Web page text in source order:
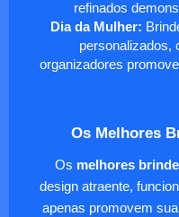
refinados
Dia da Mulher:
personalizados,
organizadores
Os Melhores
Os melhores
design atraente,
apenas promovem